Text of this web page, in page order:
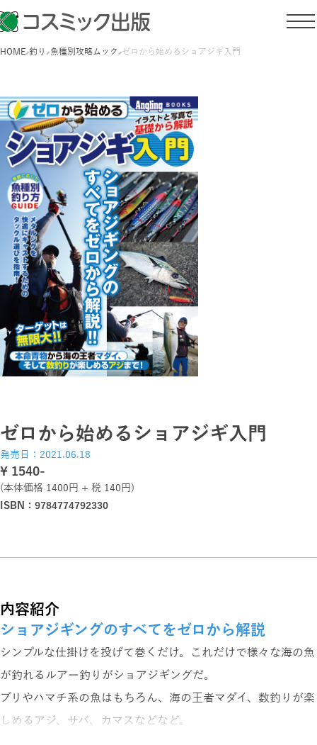
HOME 釣り 魚種別攻略ムック ゼロから始めるショアジギ入門
ゼロから始めるショアジギ入門
発売日：2021.06.18
\ 1540-
(本体価格 1400円 + 税 140円)
ISBN：9784774792330
内容紹介
ショアジギングのすべてをゼロから解説
シンプルな仕掛けを投げて巻くだけ。これだけで様々な海の魚
が釣れるルアー釣りがショアジギングだ。
ブリやハマチ系の魚はもちろん、海の王者マダイ、数釣りが楽
しめるアジ、サバ、カマスなどなど。